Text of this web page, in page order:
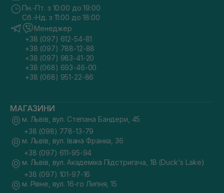
Пн.-Пт. з 10:00 до 19:00
Сб.-Нд. з 11:00 до 18:00
Менеджер
+38 (097) 612-54-81
+38 (097) 788-12-88
+38 (097) 983-41-20
+38 (068) 693-46-00
+38 (068) 951-22-86
МАГАЗИНИ
м. Львів, вул. Степана Бандери, 45
+38 (098) 778-13-79
м. Львів, вул. Івана Франка, 36
+38 (097) 611-95-94
м. Львів, вул. Академіка Підстригача, 1В (Duck's Lake)
+38 (097) 101-97-16
м. Рівне, вул. 16-го Липня, 15